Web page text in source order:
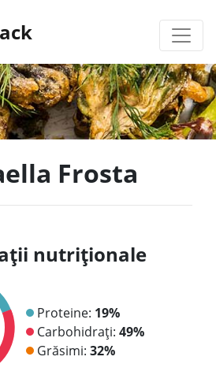
Frosta
nutriționale
Proteine: 19%
Carbohidrați: 49%
Grăsimi: 32%